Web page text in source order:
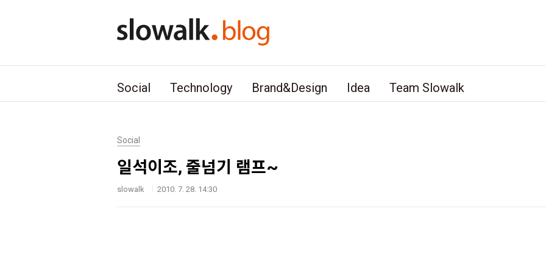
Social Technology Brand&Design Idea Team Slowalk
Social
일석이조, 줄넘기 램프~
slowalk 2010. 7. 28. 14:30